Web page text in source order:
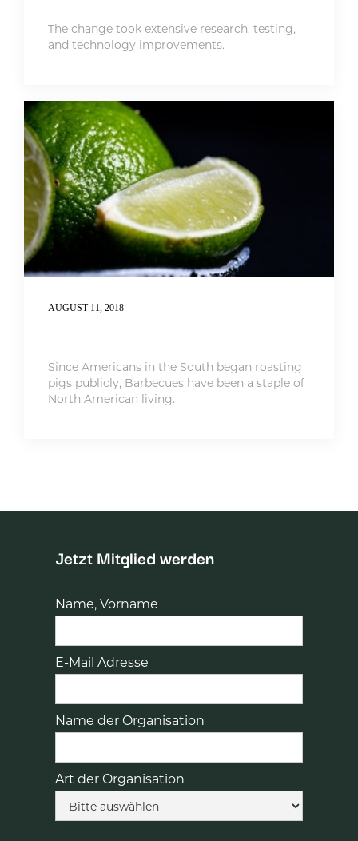
The change took extensive research, testing,
and technology improvements.
AUGUST 11, 2018
Since Americans in the South began roasting
pigs publicly, Barbecues have been a staple of
North American living.
Jetzt Mitglied werden
Name, Vorname
E-Mail Adresse
Name der Organisation
Art der Organisation